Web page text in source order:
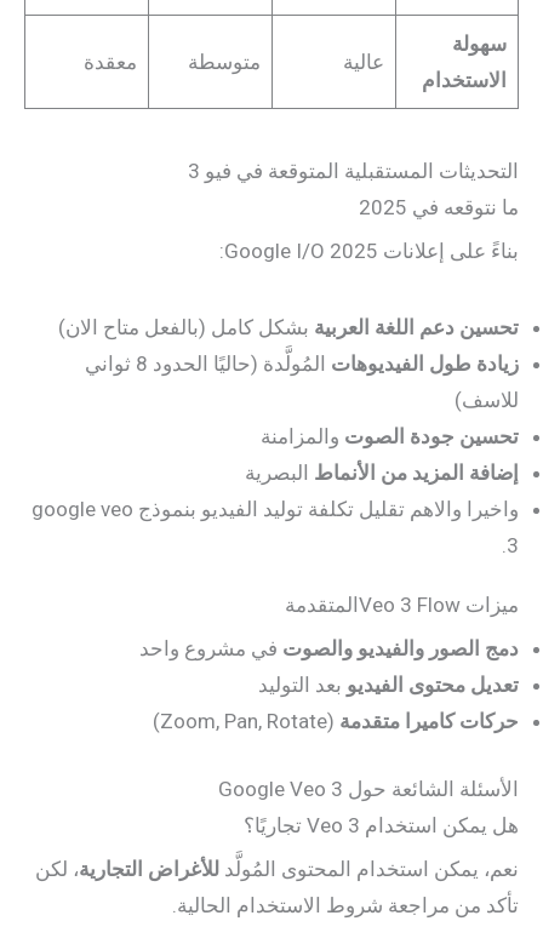
سهولة
الاستخدام
عالية متوسطة معقدة
التحديثات المستقبلية المتوقعة في فيو 3
ما نتوقعه في 2025
بناءً على إعلانات Google I/O 2025:
تحسين دعم اللغة العربية بشكل كامل (بالفعل متاح الان)
زيادة طول الفيديوهات
المُولَّدة (حاليًا الحدود 8 ثواني
للاسف)
تحسين جودة الصوت والمزامنة
إضافة المزيد من الأنماط البصرية
واخيرا والاهم تقليل تكلفة توليد الفيديو بنموذج google veo
3.
ميزات Veo 3 Flowالمتقدمة
دمج الصور والفيديو والصوت في مشروع واحد
تعديل محتوى الفيديو بعد التوليد
حركات كاميرا متقدمة (Zoom, Pan, Rotate)
الأسئلة الشائعة حول Google Veo 3
هل يمكن استخدام Veo 3 تجاريًا؟
نعم، يمكن استخدام المحتوى المُولَّد للأغراض التجارية، لكن
تأكد من مراجعة شروط الاستخدام الحالية.